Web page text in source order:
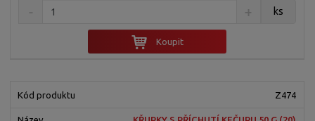
ks
Koupit
Z474